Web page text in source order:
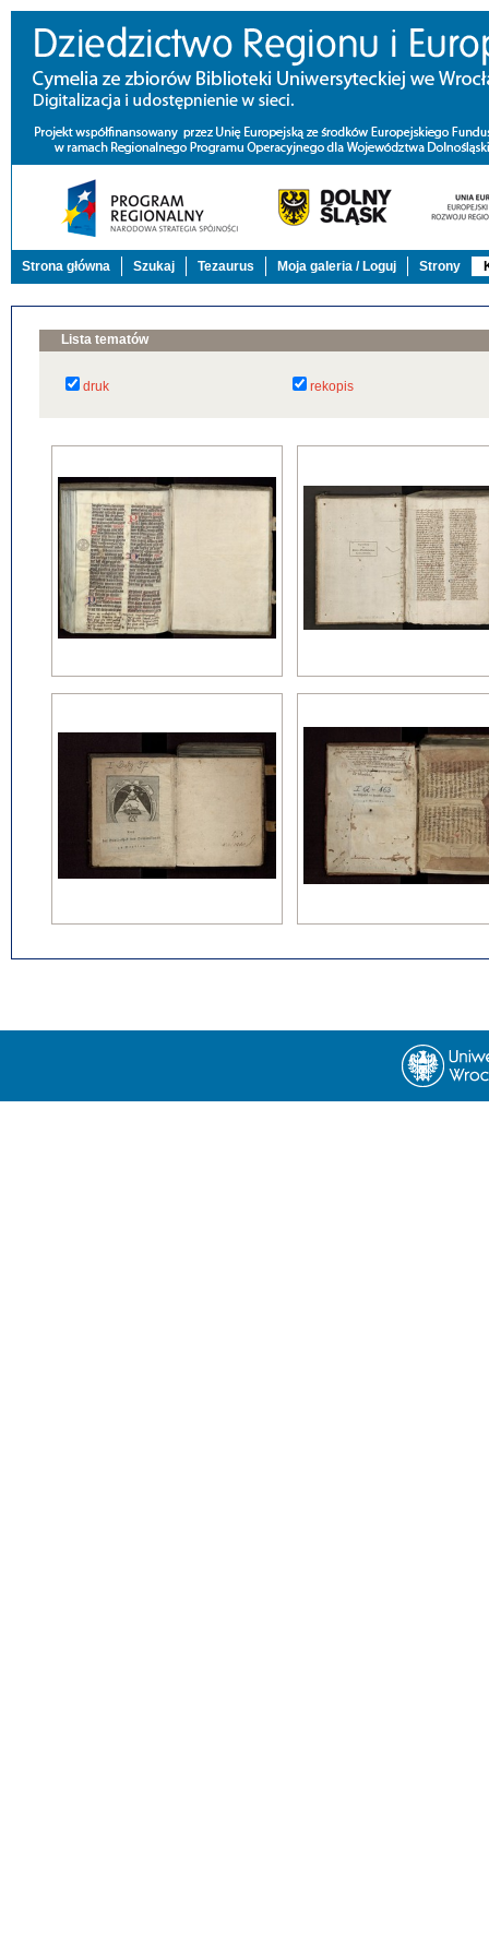
Strona główna Szukaj Tezaurus Moja galeria / Loguj Strony
Lista tematów
druk rekopis